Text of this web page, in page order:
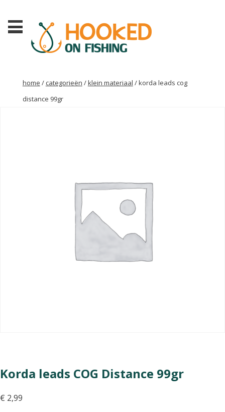
home / categorieën /klein materiaal / korda leads cog
distance 99gr
Korda leads COG Distance 99gr
€ 2,99